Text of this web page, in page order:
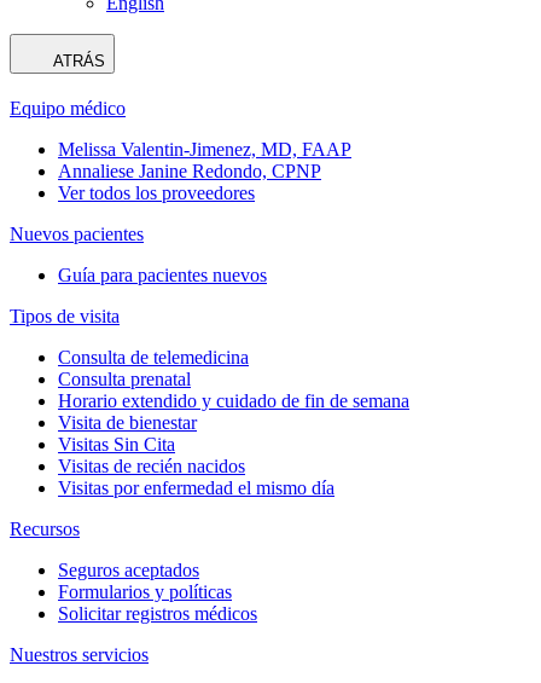
ATRÁS
Equipo médico
Melissa Valentin-Jimenez, MD, FAAP
Annaliese Janine Redondo, CPNP
Ver todos los proveedores
Nuevos pacientes
Guía para pacientes nuevos
Tipos de visita
Consulta de telemedicina
Consulta prenatal
Horario extendido y cuidado de fin de semana
Visita de bienestar
Visitas Sin Cita
Visitas de recién nacidos
Visitas por enfermedad el mismo día
Recursos
Seguros aceptados
Formularios y políticas
Solicitar registros médicos
Nuestros servicios